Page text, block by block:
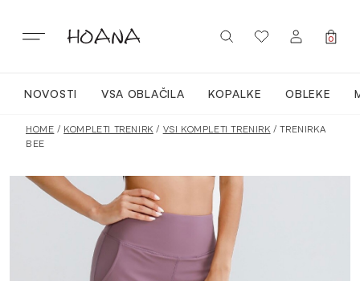
content
PRIJAVA / REGISTRACIJA
0
NOVOSTI VSA OBLAČILA KOPALKE OBLEKE
VSA OBLAČILA
HOME / KOMPLETI TRENIRK / VSI KOMPLETI TRENIRK / TRENIRKA
BEE